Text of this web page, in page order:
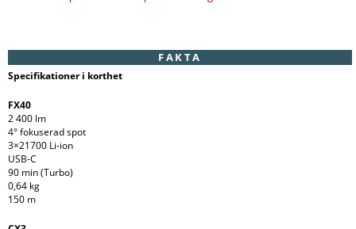
FAKTA
Specifikationer i korthet
FX40
2 400 lm
4° fokuserad spot
3×21700 Li-ion
USB-C
90 min (Turbo)
0,64 kg
150 m